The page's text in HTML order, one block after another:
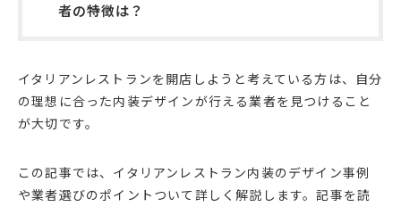
者の特徴は？
イタリアンレストランを開店しようと考えている方は、自分
の理想に合った内装デザインが行える業者を見つけること
が大切です。
この記事では、イタリアンレストラン内装のデザイン事例
や業者選びのポイントついて詳しく解説します。記事を読